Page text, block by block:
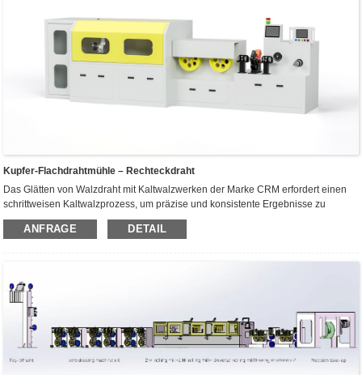
Kupfer-Flachdrahtmühle – Rechteckdraht
Das Glätten von Walzdraht mit Kaltwalzwerken der Marke CRM erfordert einen
schrittweisen Kaltwalzprozess, um präzise und konsistente Ergebnisse zu
gewährleisten. Hier finden Sie eine Anleitung zur Herstellung von Flachdraht mit
einem Präzisionswalzwerk:
ANFRAGE DETAIL